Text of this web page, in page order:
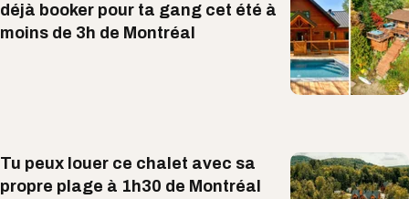
déjà booker pour ta gang cet été à
moins de 3h de Montréal
Tu peux louer ce chalet avec sa
propre plage à 1h30 de Montréal